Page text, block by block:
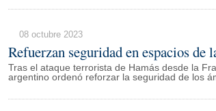
08 octubre 2023
Refuerzan seguridad en espacios
Tras el ataque terrorista de Hamás desde la
argentino ordenó reforzar la seguridad de los